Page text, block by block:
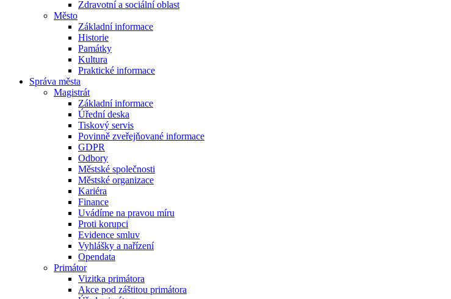
Zdravotní a sociální oblast
Město
Základní informace
Historie
Památky
Kultura
Praktické informace
Správa města
Magistrát
Základní informace
Úřední deska
Tiskový servis
Povinně zveřejňované informace
GDPR
Odbory
Městské společnosti
Městské organizace
Kariéra
Finance
Uvádíme na pravou míru
Proti korupci
Evidence smluv
Vyhlášky a nařízení
Opendata
Primátor
Vizitka primátora
Akce pod záštitou primátora